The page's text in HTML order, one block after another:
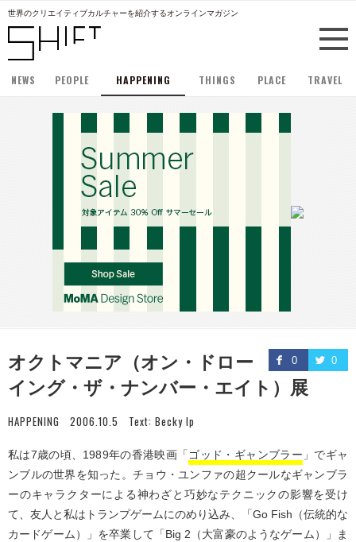
世界のクリエイティブカルチャーを紹介するオンラインマガジン
NEWS PEOPLE HAPPENING THINGS PLACE TRAVEL
0 0
オクトマニア（オン・ドロー
イング・ザ・ナンバー・エイト）展
HAPPENING 2006.10.5 Text: Becky Ip
私は7歳の頃、1989年の香港映画「 ゴッド・ギャンブラー 」でギャ
ンブルの世界を知った。チョウ・ユンファの超クールなギャンブラ
ーのキャラクターによる神わざと巧妙なテクニックの影響を受け
て、友人と私はトランプゲームにのめり込み、「Go Fish（伝統的な
カードゲーム）」を卒業して「Big 2（大富豪のようなゲーム）」ま